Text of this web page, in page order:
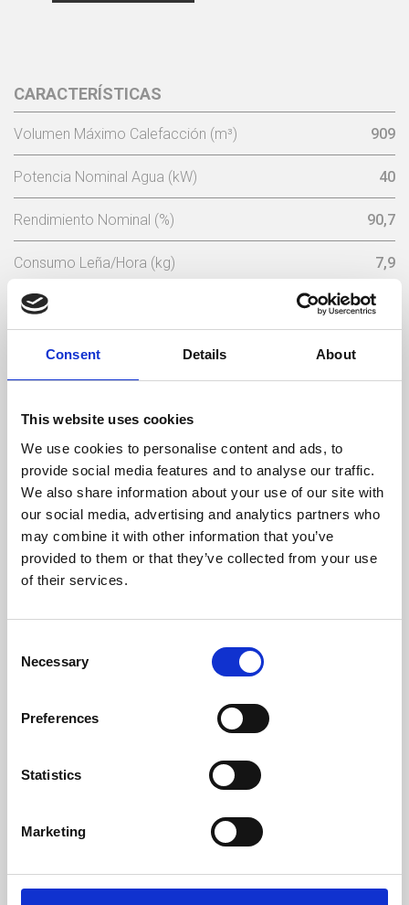
Consent Details About
This website uses cookies
We use cookies to personalise content and ads, to
provide social media features and to analyse our traffic.
We also share information about your use of our site with
our social media, advertising and analytics partners who
may combine it with other information that you’ve
provided to them or that they’ve collected from your use
of their services.
Selection
Necessary
Preferences
Statistics
Marketing
CARACTERÍSTICAS
Volumen Máximo Calefacción (m³) 909
Potencia Nominal Agua (kW) 40
Rendimiento Nominal (%) 90,7
Consumo Leña/Hora (kg) 7,9
Longitud Max Lena (mm) 500
Temperatura Máxima De Los Gases (ºC)
Depresión Necesaria En La Chimenea(pa)
Volumen De Agua (L) 120
Humedad max en
leña
20 %
Tamaño max leña
500 mm
Peso
320 kg